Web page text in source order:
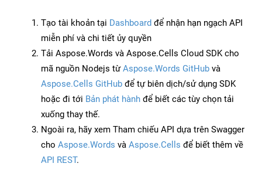
Tạo tài khoản tại Dashboard để nhận hạn ngạch API
miễn phí và chi tiết ủy quyền
Tải Aspose.Words và Aspose.Cells Cloud SDK cho
mã nguồn Nodejs từAspose.Words GitHub và
Aspose.Cells GitHub để tự biên dịch/sử dụng SDK
hoặc đi tới Bản phát hành để biết các tùy chọn tải
xuống thay thế.
Ngoài ra, hãy xem Tham chiếu API dựa trên Swagger
cho Aspose.Words và Aspose.Cells để biết thêm về
API REST.